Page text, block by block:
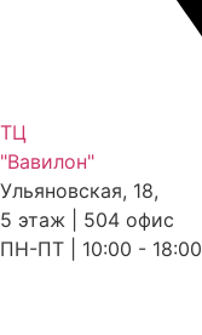
ТЦ
"Вавилон"
Ульяновская, 18,
5 этаж | 504 офис
ПН-ПТ | 10:00 - 18:00